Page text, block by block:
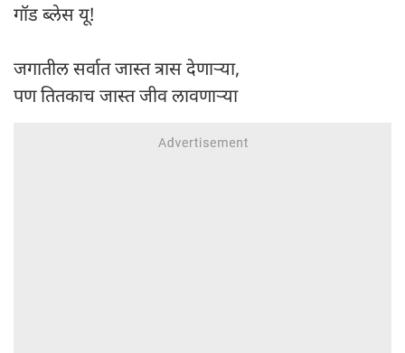
गॉड ब्लेस यू!
जगातील सर्वात जास्त त्रास देणाऱ्या,
पण तितकाच जास्त जीव लावणाऱ्या